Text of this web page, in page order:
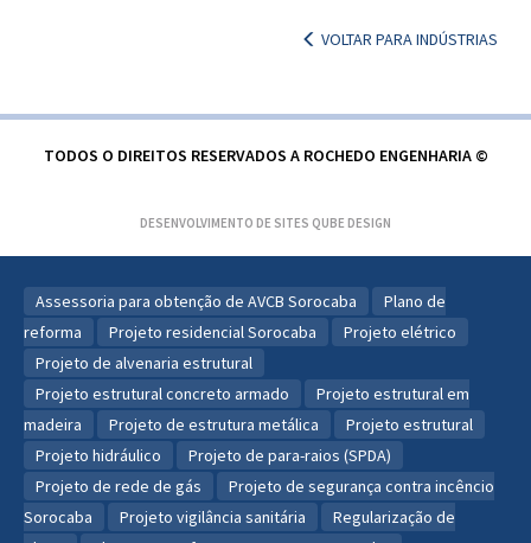
VOLTAR PARA INDÚSTRIAS
TODOS O DIREITOS RESERVADOS A ROCHEDO ENGENHARIA ©
DESENVOLVIMENTO DE SITES QUBE DESIGN
Assessoria para obtenção de AVCB Sorocaba
Plano de
reforma
Projeto residencial Sorocaba
Projeto elétrico
Projeto de alvenaria estrutural
Projeto estrutural concreto armado
Projeto estrutural em
madeira
Projeto de estrutura metálica
Projeto estrutural
Projeto hidráulico
Projeto de para-raios (SPDA)
Projeto de rede de gás
Projeto de segurança contra incêncio
Sorocaba
Projeto vigilância sanitária
Regularização de